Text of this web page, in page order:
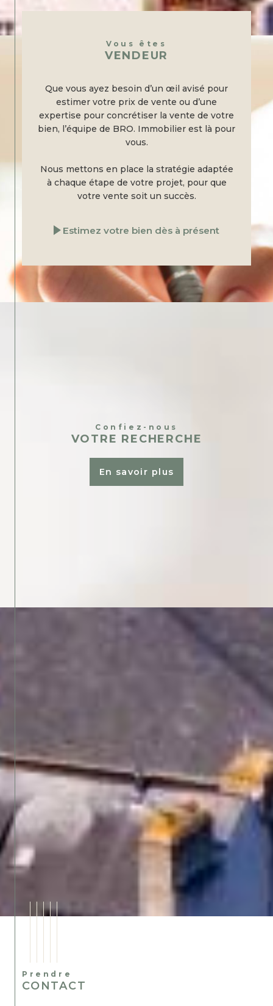
Vous êtes
VENDEUR
Que vous ayez besoin d’un œil avisé pour
estimer votre prix de vente ou d’une
expertise pour concrétiser la vente de votre
bien, l’équipe de BRO. Immobilier est là pour
vous.
Nous mettons en place la stratégie adaptée
à chaque étape de votre projet, pour que
votre vente soit un succès.
Estimez votre bien dès à présent
Confiez-nous
VOTRE RECHERCHE
En savoir plus
Prendre
CONTACT